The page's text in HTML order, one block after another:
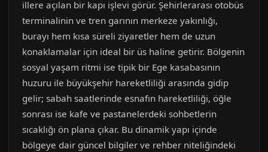
illere açılan bir kapı işlevi görür. Şehirlerarası otobüs
terminalinin ve tren garının merkeze yakınlığı,
burayı hem kısa süreli ziyaretler hem de uzun
konaklamalar için ideal bir üs haline getirir. Bölgenin
sosyal yaşam ritmi ise tipik bir Ege kasabasının
huzuru ile büyükşehir hareketliliği arasında gidip
gelir; sabah saatlerinde esnafın hareketliliği, öğle
sonrası ise kafe ve pastanelerdeki sohbetlerin
sıcaklığı ön plana çıkar. Bu dinamik yapı içinde
bölgeye dair güncel bilgiler ve rehber niteliğindeki